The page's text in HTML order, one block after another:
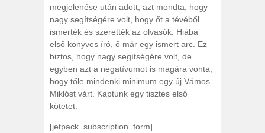
megjelenése után adott, azt mondta, hogy
nagy segítségére volt, hogy őt a tévéből
ismerték és szerették az olvasók. Hiába
első könyves író, ő már egy ismert arc. Ez
biztos, hogy nagy segítségére volt, de
egyben azt a negatívumot is magára vonta,
hogy tőle mindenki minimum egy új Vámos
Miklóst várt. Kaptunk egy tisztes első
kötetet.
[jetpack_subscription_form]